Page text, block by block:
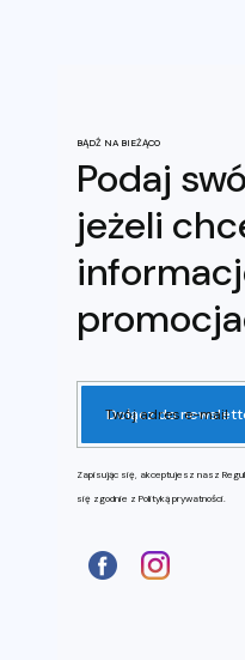
BĄDŹ NA BIEŻĄCO
Podaj
jeżeli
Twój adres e-mail
Dołącz do
Zapisując się, akceptujesz nasz
się zgodnie z Polityką prywatności.